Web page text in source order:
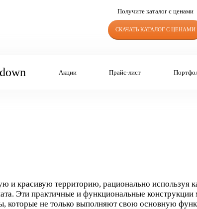
Получите каталог с ценами
СКАЧАТЬ КАТАЛОГ С ЦЕНАМИ
Акции Прайс-лист
и красивую территорию, рационально
Эти практичные и функциональные
не только выполняют свою основную